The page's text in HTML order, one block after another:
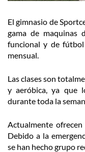
El gimnasio de
gama de maquinas
funcional y de
mensual.
Las clases son
y aeróbica, ya que
durante toda la
Actualmente
Debido a la
se han hecho grupo